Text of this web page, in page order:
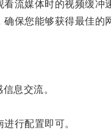
流媒体时的视频缓冲
保您能够获得最佳的
息交流。
行配置即可。